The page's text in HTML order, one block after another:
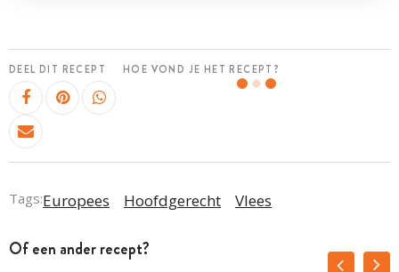
DEEL DIT RECEPT HOE VOND JE HET RECEPT?
Tags:Europees Hoofdgerecht Vlees
Of een ander recept?